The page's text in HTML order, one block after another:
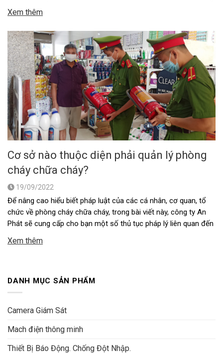
…
Xem thêm
Cơ sở nào thuộc diện phải quản lý phòng
cháy chữa cháy?
19/09/2022
Để nâng cao hiểu biết pháp luật của các cá nhân, cơ quan, tổ
chức về phòng cháy chữa cháy, trong bài viết này, công ty An
Phát sẽ cung cấp cho bạn một số thủ tục pháp lý liên quan đến
Xem thêm
DANH MỤC SẢN PHẨM
Camera Giám Sát
Mach điện thông minh
Thiết Bị Báo Động. Chống Đột Nhập.